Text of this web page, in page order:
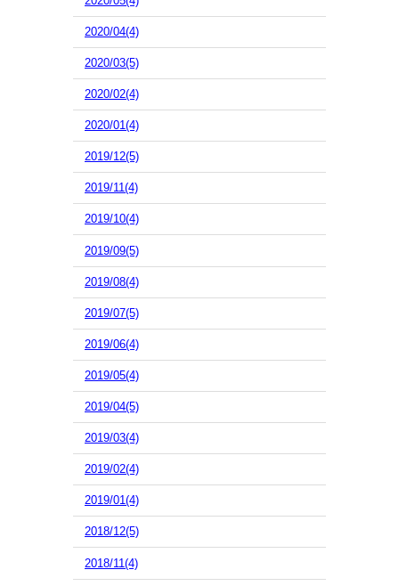
2020/04(4)
2020/03(5)
2020/02(4)
2020/01(4)
2019/12(5)
2019/11(4)
2019/10(4)
2019/09(5)
2019/08(4)
2019/07(5)
2019/06(4)
2019/05(4)
2019/04(5)
2019/03(4)
2019/02(4)
2019/01(4)
2018/12(5)
2018/11(4)